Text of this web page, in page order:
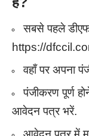
सबसे पहले
https://
वहाँ पर अपना
पंजीकरण पूर्ण
आवेदन पत्र भरें.